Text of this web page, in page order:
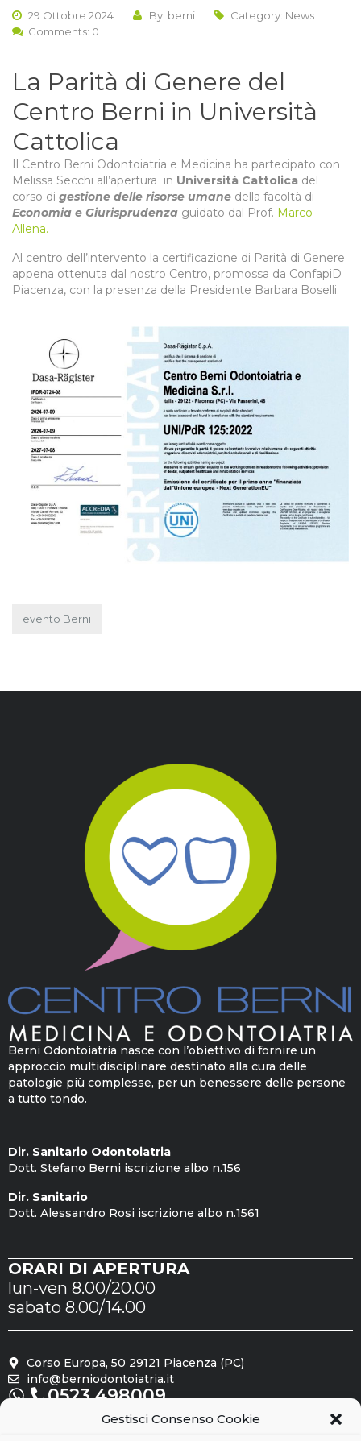
Gestisci Consenso Cookie
29 Ottobre 2024 By: berni Category: News
Comments: 0
La Parità di Genere del
Centro Berni in Università
Cattolica
Il Centro Berni Odontoiatria e Medicina ha partecipato con
Melissa Secchi all’apertura in Università Cattolica del
corso di gestione delle risorse umane della facoltà di
Economia e Giurisprudenza guidato dal Prof. Marco
Allena.
Al centro dell’intervento la certificazione di Parità di Genere
appena ottenuta dal nostro Centro, promossa da ConfapiD
Piacenza, con la presenza della Presidente Barbara Boselli.
evento Berni
Berni Odontoiatria nasce con l’obiettivo di fornire un
approccio multidisciplinare destinato alla cura delle
patologie più complesse, per un benessere delle persone
a tutto tondo.
Dir. Sanitario Odontoiatria
Dott. Stefano Berni iscrizione albo n.156
Dir. Sanitario
Dott. Alessandro Rosi iscrizione albo n.1561
ORARI DI APERTURA
lun-ven 8.00/20.00
sabato 8.00/14.00
Corso Europa, 50 29121 Piacenza (PC)
info@berniodontoiatria.it
0523.498009